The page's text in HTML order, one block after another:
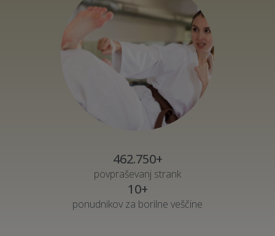
462.750+
povpraševanj strank
10+
ponudnikov za borilne veščine